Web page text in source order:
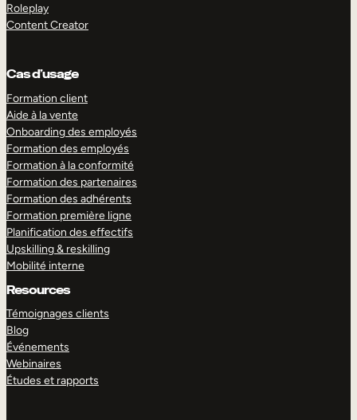
Roleplay
Content Creator
Cas d’usage
Formation client
Aide à la vente
Onboarding des employés
Formation des employés
Formation à la conformité
Formation des partenaires
Formation des adhérents
Formation première ligne
Planification des effectifs
Upskilling & reskilling
Mobilité interne
Resources
Témoignages clients
Blog
Événements
Webinaires
Études et rapports